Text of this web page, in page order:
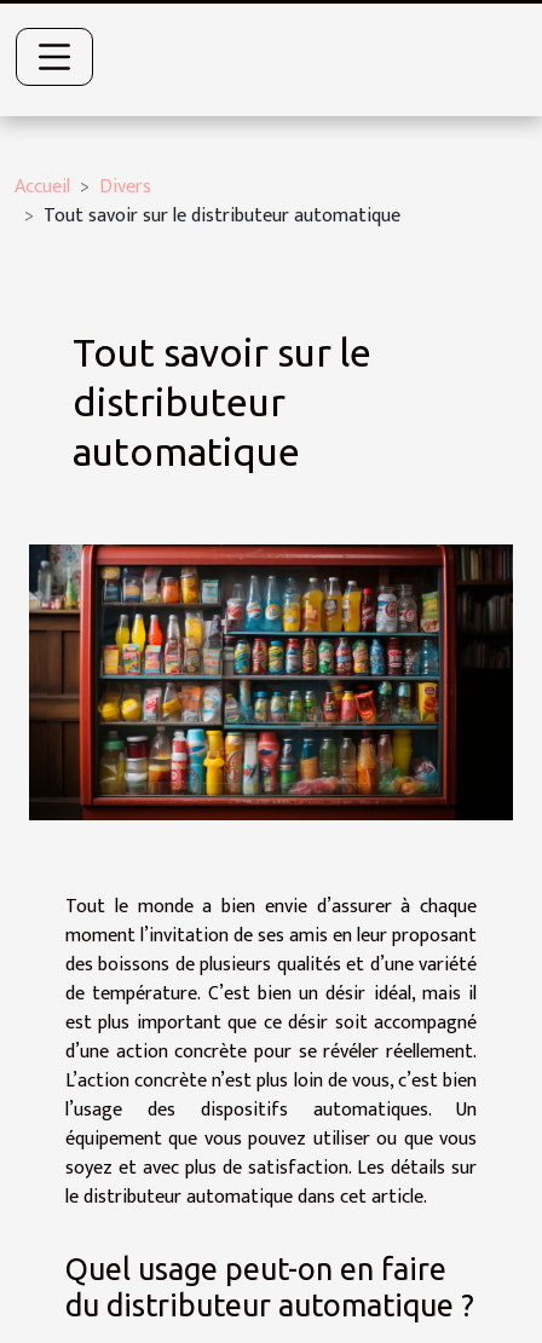
Accueil
Divers
Tout savoir sur le distributeur automatique
Tout savoir sur le
distributeur
automatique
Tout le monde a bien envie d’assurer à chaque
moment l’invitation de ses amis en leur proposant
des boissons de plusieurs qualités et d’une variété
de température. C’est bien un désir idéal, mais il
est plus important que ce désir soit accompagné
d’une action concrète pour se révéler réellement.
L’action concrète n’est plus loin de vous, c’est bien
l’usage des dispositifs automatiques. Un
équipement que vous pouvez utiliser ou que vous
soyez et avec plus de satisfaction. Les détails sur
le distributeur automatique dans cet article.
Quel usage peut-on en faire
du distributeur automatique ?